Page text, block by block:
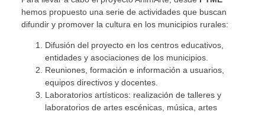
hemos propuesto una serie de actividades que buscan
difundir y promover la cultura en los municipios rurales:
Difusión del proyecto en los centros educativos,
entidades y asociaciones de los municipios.
Reuniones, formación e información a usuarios,
equipos directivos y docentes.
Laboratorios artísticos: realización de talleres y
laboratorios de artes escénicas, música, artes